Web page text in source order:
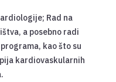
Rad na
a posebno radi
kao što su
kardiovaskularnih